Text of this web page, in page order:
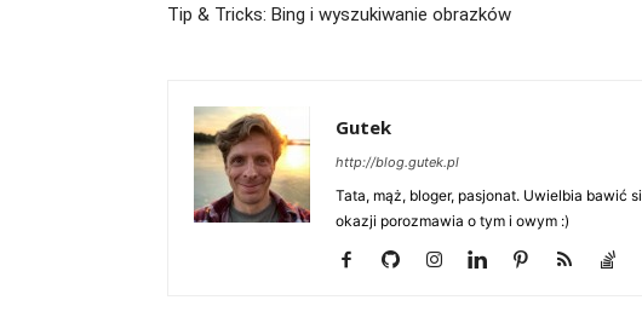
Tip & Tricks: Bing i wyszukiwanie obrazków
Gutek
http://blog.gutek.pl
Tata, mąż, bloger, pasjonat. Uwielbia bawić
okazji porozmawia o tym i owym :)